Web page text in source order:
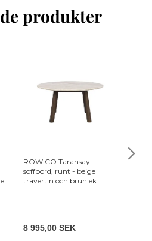
produkter
ROWICO Taransay
soffbord, runt - beige
travertin och brun ek
8 995,00 SEK